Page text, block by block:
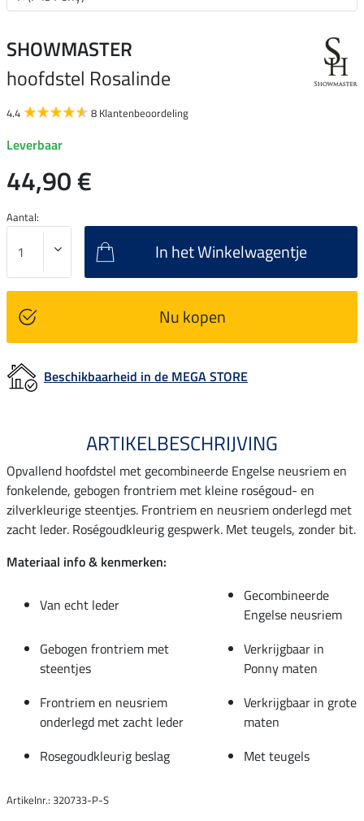
SHOWMASTER
hoofdstel Rosalinde
4.4 8 Klantenbeoordeling
Leverbaar
44,90 €
Aantal:
In het Winkelwagentje
Nu kopen
Beschikbaarheid in de MEGA STORE
ARTIKELBESCHRIJVING
Opvallend hoofdstel met gecombineerde Engelse neusriem en
fonkelende, gebogen frontriem met kleine roségoud- en
zilverkleurige steentjes. Frontriem en neusriem onderlegd met
zacht leder. Roségoudkleurig gespwerk. Met teugels, zonder bit.
Materiaal info & kenmerken:
Van echt leder
Gecombineerde
Engelse neusriem
Gebogen frontriem met
steentjes
Verkrijgbaar in
Ponny maten
Frontriem en neusriem
onderlegd met zacht leder
Verkrijgbaar in grote
maten
Rosegoudkleurig beslag
Met teugels
Artikelnr.: 320733-P-S